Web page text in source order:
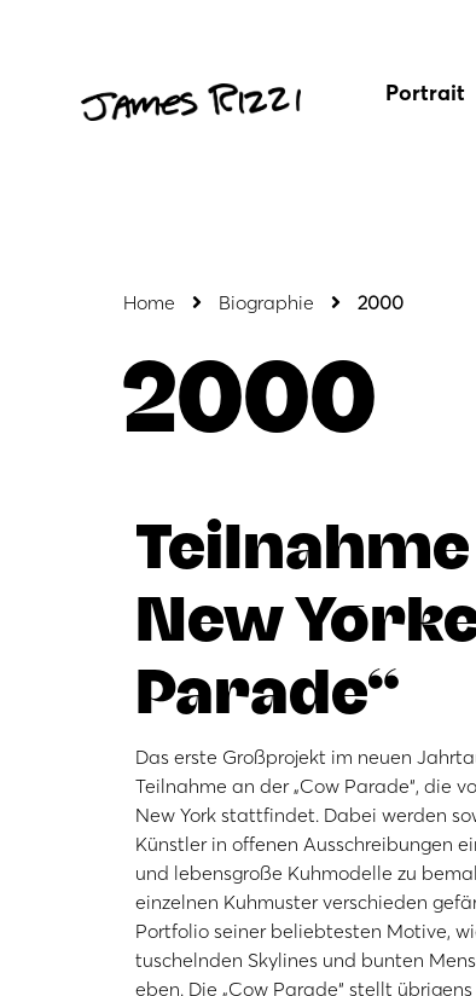
Portrait
Home Biographie 2000
2000
New
Parade“
Das erste Großprojekt im neuen
Teilnahme an der „Cow Parade“, die
New York stattfindet. Dabei werden
Künstler in offenen Ausschreibungen
und lebensgroße Kuhmodelle zu
einzelnen Kuhmuster verschieden
Portfolio seiner beliebtesten Motive,
tuschelnden Skylines und bunten
eben. Die „Cow Parade“ stellt